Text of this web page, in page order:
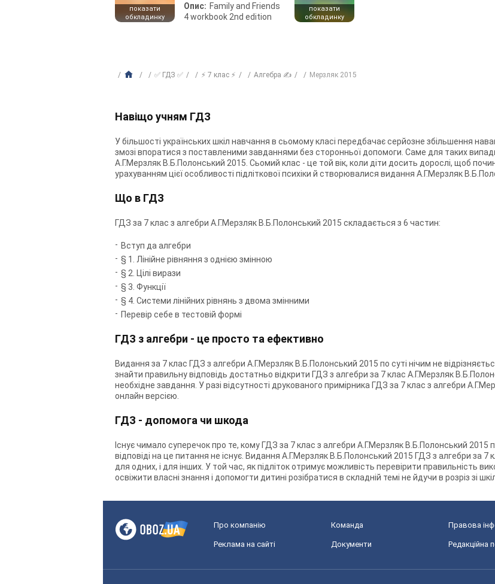
показати
обкладинку
Опис: Family and Friends
4 workbook 2nd edition
показати
обкладинку
✅ ГДЗ ✅ ⚡ 7 клас ⚡ Алгебра ✍ Мерзляк 2015
Навіщо учням ГДЗ
У більшості українських шкіл навчання в сьомому класі передбачає серйозне збільшення
змозі впоратися з поставленими завданнями без сторонньої допомоги. Саме для таких
А.Г.Мерзляк В.Б.Полонський 2015. Сьомий клас - це той вік, коли діти досить дорослі, щоб
урахуванням цієї особливості підліткової психіки й створювалися видання А.Г.Мерзляк
Що в ГДЗ
ГДЗ за 7 клас з алгебри А.Г.Мерзляк В.Б.Полонський 2015 складається з 6 частин:
Вступ да алгебри
§ 1. Лінійне рівняння з однією змінною
§ 2. Цілі вирази
§ 3. Функції
§ 4. Системи лінійних рівнянь з двома змінними
Перевір себе в тестовій формі
ГДЗ з алгебри - це просто та ефективно
Видання за 7 клас ГДЗ з алгебри А.Г.Мерзляк В.Б.Полонський 2015 по суті нічим не
знайти правильну відповідь достатньо відкрити ГДЗ з алгебри за 7 клас А.Г.Мерзляк
необхідне завдання. У разі відсутності друкованого примірника ГДЗ за 7 клас з алгебри
онлайн версією.
ГДЗ - допомога чи шкода
Існує чимало суперечок про те, кому ГДЗ за 7 клас з алгебри А.Г.Мерзляк В.Б.Полонський 2015
відповіді на це питання не існує. Видання А.Г.Мерзляк В.Б.Полонський 2015 ГДЗ з алгебри за
для одних, і для інших. У той час, як підліток отримує можливість перевірити правильність
освіжити власні знання і допомогти дитині розібратися в складній темі не йдучи в розріз зі
Про компанію Команда Правова
Реклама на сайті Документи Редакційна